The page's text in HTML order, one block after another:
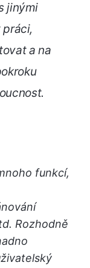
jinými
práci,
a na
funkcí,
Rozhodně